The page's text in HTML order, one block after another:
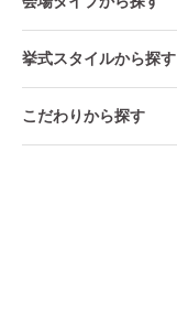
挙式スタイルから探す
こだわりから探す